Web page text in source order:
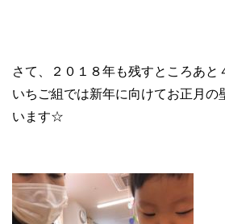
さて、２０１８年も残すところあと
いちご組では新年に向けてお正月の
います☆